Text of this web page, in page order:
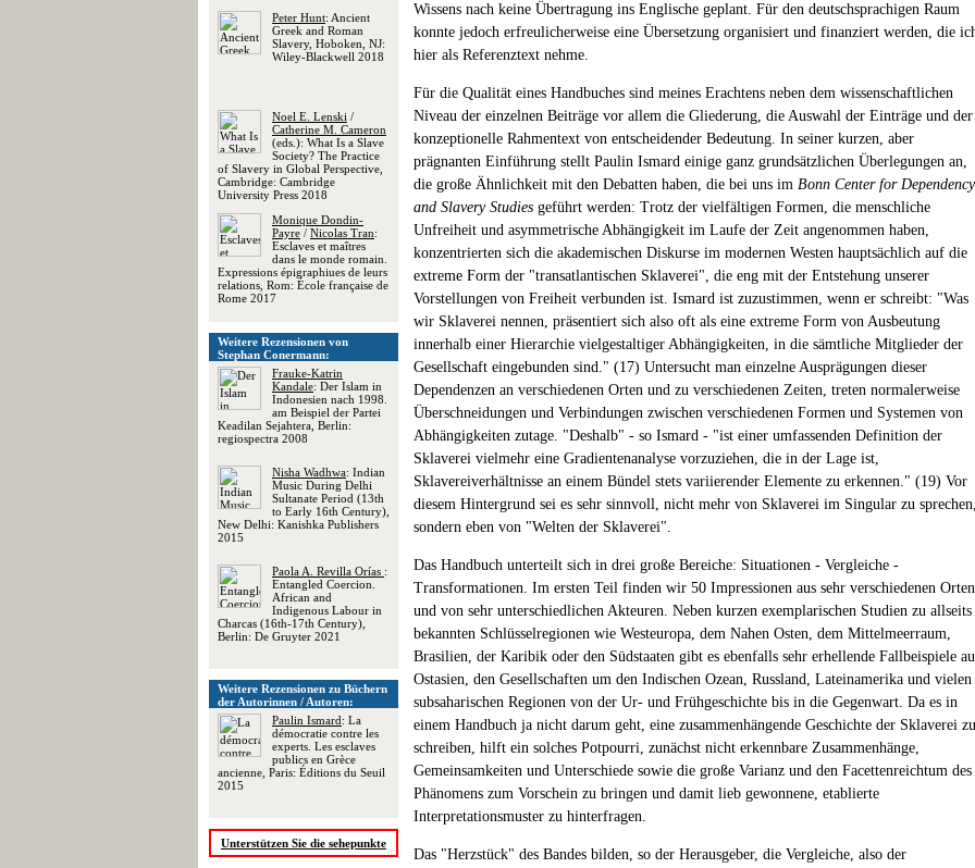
Peter Hunt: Ancient
Greek and Roman
Slavery, Hoboken, NJ:
Wiley-Blackwell 2018
Noel E. Lenski /
Catherine M. Cameron
(eds.): What Is a Slave
Society? The Practice
of Slavery in Global Perspective,
Cambridge: Cambridge
University Press 2018
Monique Dondin-
Payre / Nicolas Tran:
Esclaves et maîtres
dans le monde romain.
Expressions épigraphiues de leurs
relations, Rom: École française de
Rome 2017
Weitere Rezensionen von
Stephan Conermann:
Frauke-Katrin
Kandale: Der Islam in
Indonesien nach 1998.
am Beispiel der Partei
Keadilan Sejahtera, Berlin:
regiospectra 2008
Nisha Wadhwa: Indian
Music During Delhi
Sultanate Period (13th
to Early 16th Century),
New Delhi: Kanishka Publishers
2015
Paola A. Revilla Orías :
Entangled Coercion.
African and
Indigenous Labour in
Charcas (16th-17th Century),
Berlin: De Gruyter 2021
Weitere Rezensionen zu Büchern
der Autorinnen / Autoren:
Paulin Ismard: La
démocratie contre les
experts. Les esclaves
publics en Grèce
ancienne, Paris: Éditions du Seuil
2015
Unterstützen Sie die sehepunkte
Wissens nach keine Übertragung ins Englische geplant. Für den deutschsprachigen Raum
konnte jedoch erfreulicherweise eine Übersetzung organisiert und finanziert werden, die
hier als Referenztext nehme.
Für die Qualität eines Handbuches sind meines Erachtens neben dem wissenschaftlichen
Niveau der einzelnen Beiträge vor allem die Gliederung, die Auswahl der Einträge und der
konzeptionelle Rahmentext von entscheidender Bedeutung. In seiner kurzen, aber
prägnanten Einführung stellt Paulin Ismard einige ganz grundsätzlichen Überlegungen an,
die große Ähnlichkeit mit den Debatten haben, die bei uns im Bonn Center for Dependency
and Slavery Studies geführt werden: Trotz der vielfältigen Formen, die menschliche
Unfreiheit und asymmetrische Abhängigkeit im Laufe der Zeit angenommen haben,
konzentrierten sich die akademischen Diskurse im modernen Westen hauptsächlich auf die
extreme Form der "transatlantischen Sklaverei", die eng mit der Entstehung unserer
Vorstellungen von Freiheit verbunden ist. Ismard ist zuzustimmen, wenn er schreibt: "Was
wir Sklaverei nennen, präsentiert sich also oft als eine extreme Form von Ausbeutung
innerhalb einer Hierarchie vielgestaltiger Abhängigkeiten, in die sämtliche Mitglieder der
Gesellschaft eingebunden sind." (17) Untersucht man einzelne Ausprägungen dieser
Dependenzen an verschiedenen Orten und zu verschiedenen Zeiten, treten normalerweise
Überschneidungen und Verbindungen zwischen verschiedenen Formen und Systemen von
Abhängigkeiten zutage. "Deshalb" - so Ismard - "ist einer umfassenden Definition der
Sklaverei vielmehr eine Gradientenanalyse vorzuziehen, die in der Lage ist,
Sklavereiverhältnisse an einem Bündel stets variierender Elemente zu erkennen." (19) Vor
diesem Hintergrund sei es sehr sinnvoll, nicht mehr von Sklaverei im Singular zu
sondern eben von "Welten der Sklaverei".
Das Handbuch unterteilt sich in drei große Bereiche: Situationen - Vergleiche -
Transformationen. Im ersten Teil finden wir 50 Impressionen aus sehr verschiedenen Orten
und von sehr unterschiedlichen Akteuren. Neben kurzen exemplarischen Studien zu allseits
bekannten Schlüsselregionen wie Westeuropa, dem Nahen Osten, dem Mittelmeerraum,
Brasilien, der Karibik oder den Südstaaten gibt es ebenfalls sehr erhellende Fallbeispiele
Ostasien, den Gesellschaften um den Indischen Ozean, Russland, Lateinamerika und vielen
subsaharischen Regionen von der Ur- und Frühgeschichte bis in die Gegenwart. Da es in
einem Handbuch ja nicht darum geht, eine zusammenhängende Geschichte der Sklaverei zu
schreiben, hilft ein solches Potpourri, zunächst nicht erkennbare Zusammenhänge,
Gemeinsamkeiten und Unterschiede sowie die große Varianz und den Facettenreichtum des
Phänomens zum Vorschein zu bringen und damit lieb gewonnene, etablierte
Interpretationsmuster zu hinterfragen.
Das "Herzstück" des Bandes bilden, so der Herausgeber, die Vergleiche, also der